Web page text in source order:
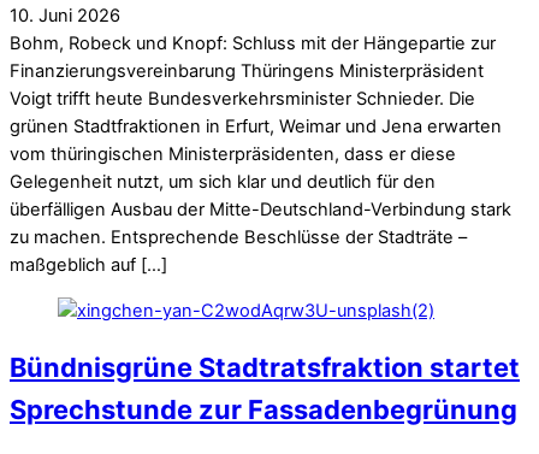
10. Juni 2026
Bohm, Robeck und Knopf: Schluss mit der Hängepartie zur
Finanzierungsvereinbarung Thüringens Ministerpräsident
Voigt trifft heute Bundesverkehrsminister Schnieder. Die
grünen Stadtfraktionen in Erfurt, Weimar und Jena erwarten
vom thüringischen Ministerpräsidenten, dass er diese
Gelegenheit nutzt, um sich klar und deutlich für den
überfälligen Ausbau der Mitte-Deutschland-Verbindung stark
zu machen. Entsprechende Beschlüsse der Stadträte –
maßgeblich auf […]
Bündnisgrüne Stadtratsfraktion startet
Sprechstunde zur Fassadenbegrünung